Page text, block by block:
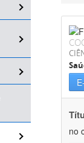
no